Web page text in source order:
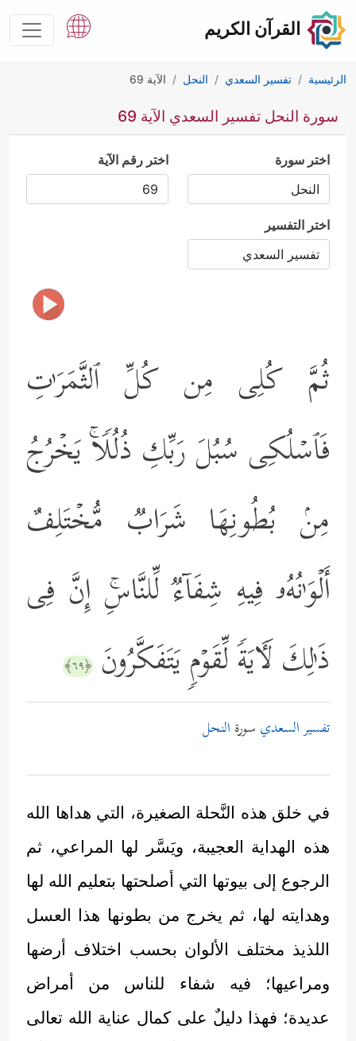
القرآن الكريم
الرئيسية تفسير السعدي النحل الآية 69
سورة النحل تفسير السعدي الآية 69
اختر سورة اختر رقم الآية
اختر التفسير
ثُمَّ كُلِی مِن كُلِّ ٱلثَّمَرَ ٰ⁠تِ
فَٱسۡلُكِی سُبُلَ رَبِّكِ ذُلُلࣰاۚ یَخۡرُجُ
مِنۢ بُطُونِهَا شَرَابࣱ مُّخۡتَلِفٌ
أَلۡوَ ٰ⁠نُهُۥ فِیهِ شِفَاۤءࣱ لِّلنَّاسِۚ إِنَّ فِی
ذَ ٰ⁠لِكَ لَـَٔایَةࣰ لِّقَوۡمࣲ یَتَفَكَّرُونَ ﴿٦٩﴾
تفسير السعدي سورة النحل
في خلق هذه النَّحلة الصغيرة، التي هداها الله
هذه الهداية العجيبة، ويَسَّر لها المراعي، ثم
الرجوع إلى بيوتها التي أصلحتها بتعليم الله لها
وهدايته لها، ثم يخرج من بطونها هذا العسل
اللذيذ مختلف الألوان بحسب اختلاف أرضها
ومراعيها؛ فيه شفاء للناس من أمراض
عديدة؛ فهذا دليلٌ على كمال عناية الله تعالى